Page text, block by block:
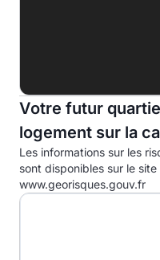
C
D
E
F
Votre futur
logement sur la
Les informations sur les
sont disponibles sur le site
www.georisques.gouv.fr